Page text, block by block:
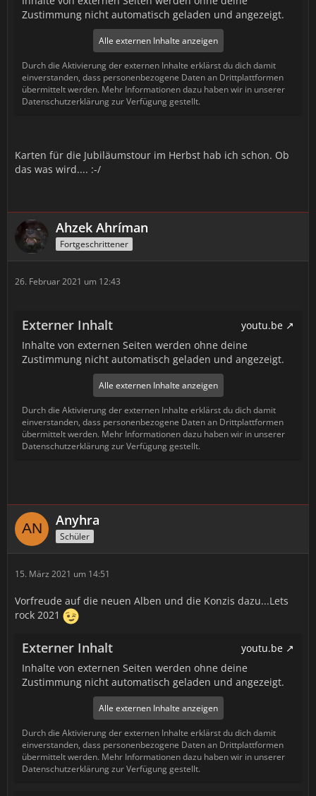
Zustimmung nicht automatisch geladen und angezeigt.
Alle externen Inhalte anzeigen
Durch die Aktivierung der externen Inhalte erklärst du dich damit
einverstanden, dass personenbezogene Daten an Drittplattformen
übermittelt werden. Mehr Informationen dazu haben wir in unserer
Datenschutzerklärung zur Verfügung gestellt.
Karten für die Jubiläumstour im Herbst hab ich schon. Ob
das was wird.... :-/
Ahzek Ahríman
Fortgeschrittener
26. Februar 2021 um 12:43
Externer Inhalt
youtu.be
Inhalte von externen Seiten werden ohne deine
Zustimmung nicht automatisch geladen und angezeigt.
Alle externen Inhalte anzeigen
Durch die Aktivierung der externen Inhalte erklärst du dich damit
einverstanden, dass personenbezogene Daten an Drittplattformen
übermittelt werden. Mehr Informationen dazu haben wir in unserer
Datenschutzerklärung zur Verfügung gestellt.
Anyhra
Schüler
15. März 2021 um 14:51
Vorfreude auf die neuen Alben und die Konzis dazu...Lets
rock 2021
Externer Inhalt
youtu.be
Inhalte von externen Seiten werden ohne deine
Zustimmung nicht automatisch geladen und angezeigt.
Alle externen Inhalte anzeigen
Durch die Aktivierung der externen Inhalte erklärst du dich damit
einverstanden, dass personenbezogene Daten an Drittplattformen
übermittelt werden. Mehr Informationen dazu haben wir in unserer
Datenschutzerklärung zur Verfügung gestellt.